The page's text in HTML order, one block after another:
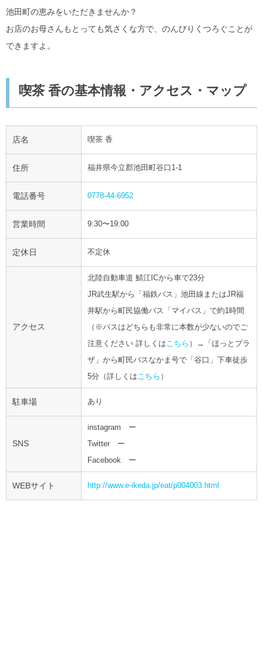
池田町の恵みをいただきませんか？
お店のお母さんもとっても気さくな方で、のんびりくつろぐことが
できますよ。
喫茶 香の基本情報・アクセス・マップ
店名 喫茶 香
住所 福井県今立郡池田町谷口1-1
電話番号 0778-44-6952
営業時間 9:30〜19:00
定休日 不定休
アクセス
北陸自動車道 鯖江ICから車で23分
JR武生駅から「福鉄バス」池田線またはJR福
井駅から町民協働バス「マイバス」で約1時間
（※バスはどちらも非常に本数が少ないのでご
注意ください 詳しくはこちら ）→「ほっとプラ
ザ」から町民バスなかま号で「谷口」下車徒歩
5分（詳しくはこちら ）
駐車場 あり
SNS
instagram ー
Twitter ー
Facebook ー
WEBサイト http://www.e-ikeda.jp/eat/p004003.html